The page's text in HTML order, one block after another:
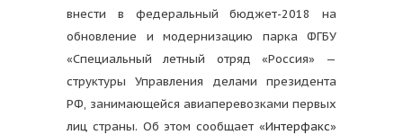
внести в федеральный бюджет-2018 на
обновление и модернизацию парка ФГБУ
«Специальный летный отряд «Россия» —
структуры Управления делами президента
РФ, занимающейся авиаперевозками первых
лиц страны. Об этом сообщает «Интерфакс»